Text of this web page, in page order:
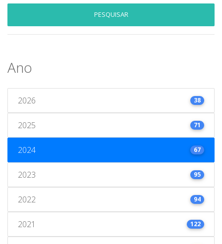
PESQUISAR
Ano
2026 38
2025 71
2024 67
2023 95
2022 94
2021 122